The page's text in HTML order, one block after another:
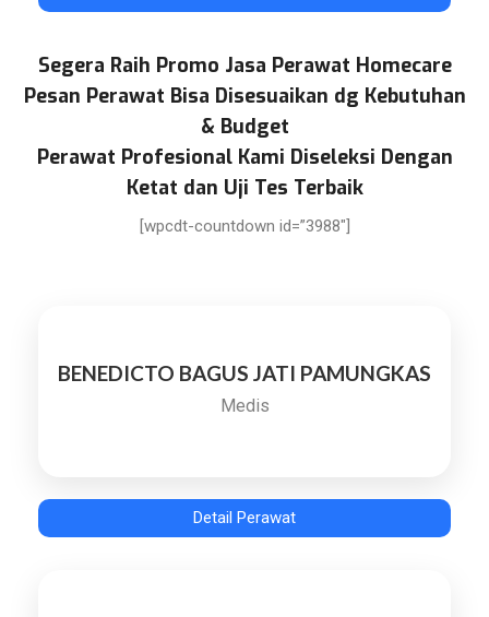
Segera Raih Promo Jasa Perawat Homecare
Pesan Perawat Bisa Disesuaikan dg Kebutuhan
& Budget
Perawat Profesional Kami Diseleksi Dengan
Ketat dan Uji Tes Terbaik
[wpcdt-countdown id=”3988″]
BENEDICTO BAGUS JATI PAMUNGKAS
Medis
Detail Perawat